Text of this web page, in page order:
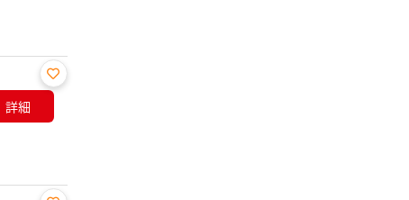
お気
に入
詳細